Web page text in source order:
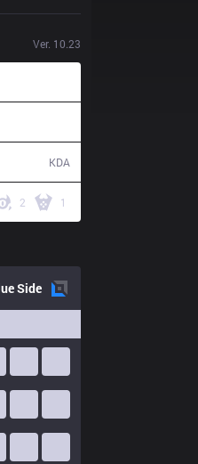
Ver. 10.23
KDA
2 1
Side